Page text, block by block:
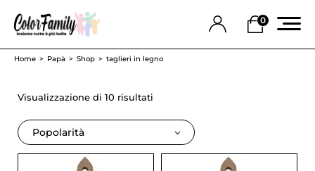
0
Home Papà Shop taglieri in legno
Visualizzazione di 10 risultati
Popolarità